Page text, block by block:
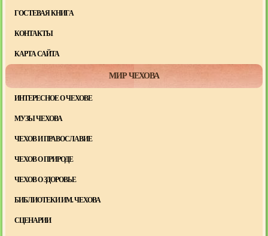
ГОСТЕВАЯ КНИГА
КОНТАКТЫ
КАРТА САЙТА
МИР ЧЕХОВА
ИНТЕРЕСНОЕ О ЧЕХОВЕ
МУЗЫ ЧЕХОВА
ЧЕХОВ И ПРАВОСЛАВИЕ
ЧЕХОВ О ПРИРОДЕ
ЧЕХОВ О ЗДОРОВЬЕ
БИБЛИОТЕКИ ИМ. ЧЕХОВА
СЦЕНАРИИ